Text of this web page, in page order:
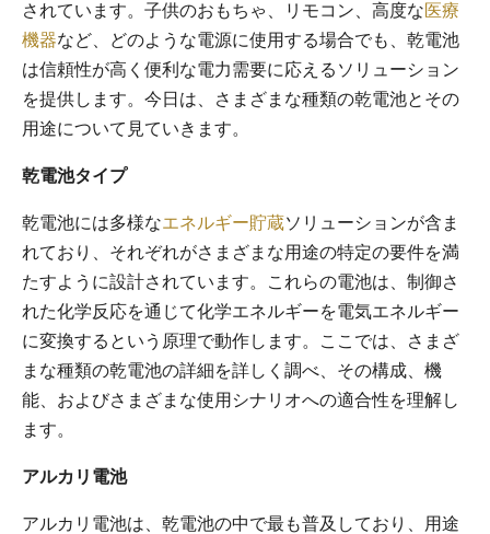
されています。子供のおもちゃ、リモコン、高度な医療
機器など、どのような電源に使用する場合でも、乾電池
は信頼性が高く便利な電力需要に応えるソリューション
を提供します。今日は、さまざまな種類の乾電池とその
用途について見ていきます。
乾電池タイプ
乾電池には多様なエネルギー貯蔵ソリューションが含ま
れており、それぞれがさまざまな用途の特定の要件を満
たすように設計されています。これらの電池は、制御さ
れた化学反応を通じて化学エネルギーを電気エネルギー
に変換するという原理で動作します。ここでは、さまざ
まな種類の乾電池の詳細を詳しく調べ、その構成、機
能、およびさまざまな使用シナリオへの適合性を理解し
ます。
アルカリ電池
アルカリ電池は、乾電池の中で最も普及しており、用途